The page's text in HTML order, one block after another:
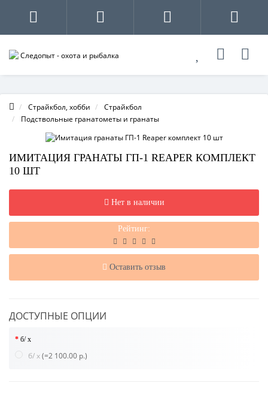
Страйкбол, хобби
Страйкбол
Подствольные гранатометы и гранаты
ИМИТАЦИЯ ГРАНАТЫ ГП-1 REAPER КОМПЛЕКТ
10 ШТ
Нет в наличии
Рейтинг:
Оставить отзыв
ДОСТУПНЫЕ ОПЦИИ
б/ х
б/ х(=2 100.00 р.)